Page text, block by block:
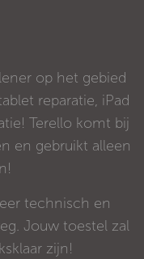
op het gebied
reparatie, iPad
Terello komt bij
en gebruikt alleen
technisch en
Jouw toestel zal
zijn!